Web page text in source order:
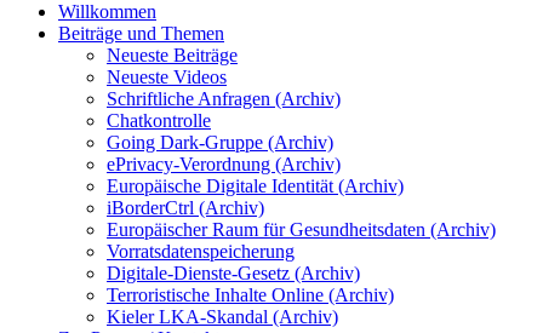
Willkommen
Beiträge und Themen
Neueste Beiträge
Neueste Videos
Schriftliche Anfragen (Archiv)
Chatkontrolle
Going Dark-Gruppe (Archiv)
ePrivacy-Verordnung (Archiv)
Europäische Digitale Identität (Archiv)
iBorderCtrl (Archiv)
Europäischer Raum für Gesundheitsdaten (Archiv)
Vorratsdatenspeicherung
Digitale-Dienste-Gesetz (Archiv)
Terroristische Inhalte Online (Archiv)
Kieler LKA-Skandal (Archiv)